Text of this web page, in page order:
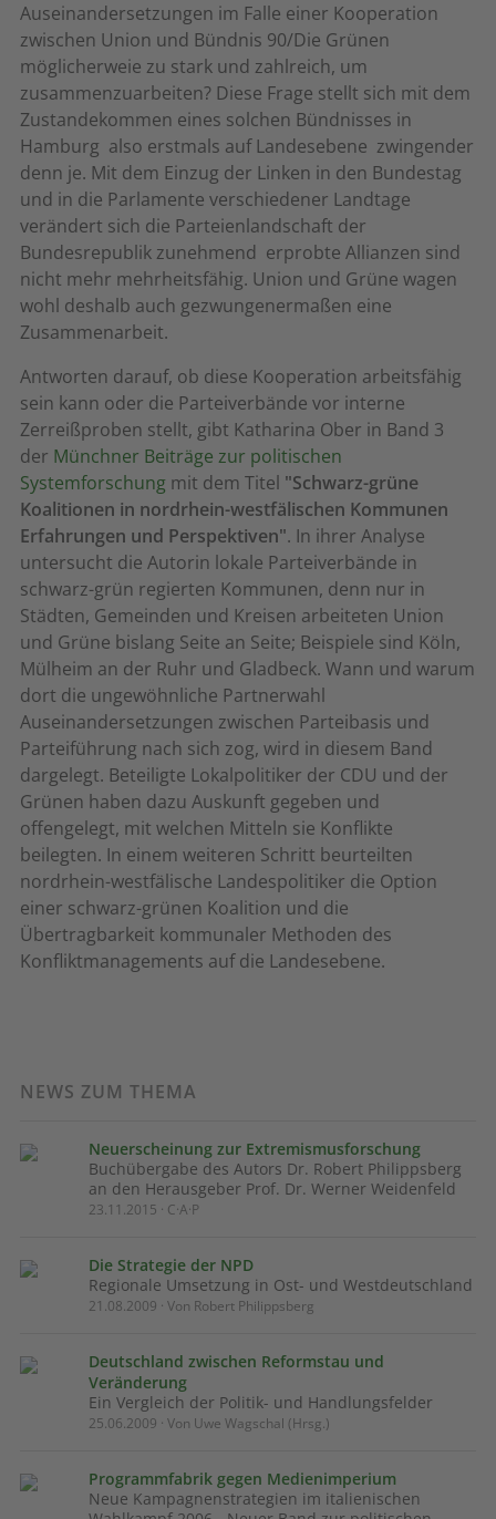
Auseinandersetzungen im Falle einer Kooperation
zwischen Union und Bündnis 90/Die Grünen
möglicherweie zu stark und zahlreich, um
zusammenzuarbeiten? Diese Frage stellt sich mit dem
Zustandekommen eines solchen Bündnisses in
Hamburg  also erstmals auf Landesebene  zwingender
denn je. Mit dem Einzug der Linken in den Bundestag
und in die Parlamente verschiedener Landtage
verändert sich die Parteienlandschaft der
Bundesrepublik zunehmend  erprobte Allianzen sind
nicht mehr mehrheitsfähig. Union und Grüne wagen
wohl deshalb auch gezwungenermaßen eine
Zusammenarbeit.
Antworten darauf, ob diese Kooperation arbeitsfähig
sein kann oder die Parteiverbände vor interne
Zerreißproben stellt, gibt Katharina Ober in Band 3
der Münchner Beiträge zur politischen
Systemforschung mit dem Titel "Schwarz-grüne
Koalitionen in nordrhein-westfälischen Kommunen 
Erfahrungen und Perspektiven". In ihrer Analyse
untersucht die Autorin lokale Parteiverbände in
schwarz-grün regierten Kommunen, denn nur in
Städten, Gemeinden und Kreisen arbeiteten Union
und Grüne bislang Seite an Seite; Beispiele sind Köln,
Mülheim an der Ruhr und Gladbeck. Wann und warum
dort die ungewöhnliche Partnerwahl
Auseinandersetzungen zwischen Parteibasis und
Parteiführung nach sich zog, wird in diesem Band
dargelegt. Beteiligte Lokalpolitiker der CDU und der
Grünen haben dazu Auskunft gegeben und
offengelegt, mit welchen Mitteln sie Konflikte
beilegten. In einem weiteren Schritt beurteilten
nordrhein-westfälische Landespolitiker die Option
einer schwarz-grünen Koalition und die
Übertragbarkeit kommunaler Methoden des
Konfliktmanagements auf die Landesebene.
NEWS ZUM THEMA
Neuerscheinung zur Extremismusforschung
Buchübergabe des Autors Dr. Robert Philippsberg
an den Herausgeber Prof. Dr. Werner Weidenfeld
23.11.2015 · C·A·P
Die Strategie der NPD
Regionale Umsetzung in Ost- und Westdeutschland
21.08.2009 · Von Robert Philippsberg
Deutschland zwischen Reformstau und
Veränderung
Ein Vergleich der Politik- und Handlungsfelder
25.06.2009 · Von Uwe Wagschal (Hrsg.)
Programmfabrik gegen Medienimperium
Neue Kampagnenstrategien im italienischen